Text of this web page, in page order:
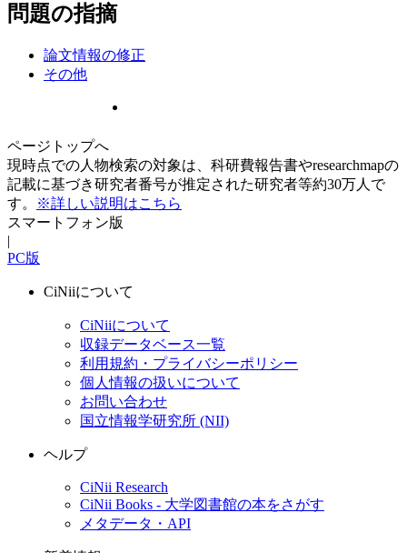
問題の指摘
論文情報の修正
その他
ページトップへ
現時点での人物検索の対象は、科研費報告書やresearchmapの
記載に基づき研究者番号が推定された研究者等約30万人で
す。
※詳しい説明はこちら
スマートフォン版
|
PC版
CiNiiについて
CiNiiについて
収録データベース一覧
利用規約・プライバシーポリシー
個人情報の扱いについて
お問い合わせ
国立情報学研究所 (NII)
ヘルプ
CiNii Research
CiNii Books - 大学図書館の本をさがす
メタデータ・API